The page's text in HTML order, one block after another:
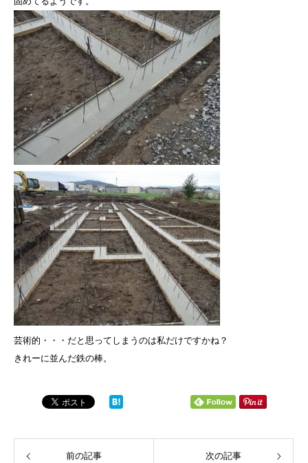
芸術的・・・だと思ってしまうのは私だけですかね？
きれーに並んだ鉄の棒。
前の記事 次の記事